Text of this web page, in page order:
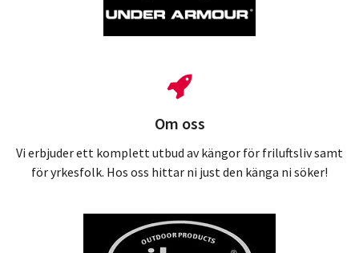
Om oss
Vi erbjuder ett komplett utbud av kängor för friluftsliv samt
för yrkesfolk. Hos oss hittar ni just den känga ni söker!